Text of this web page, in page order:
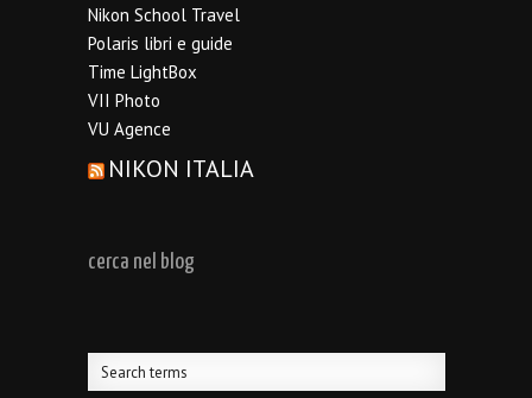
Nikon School Travel
Polaris libri e guide
Time LightBox
VII Photo
VU Agence
NIKON ITALIA
cerca nel blog